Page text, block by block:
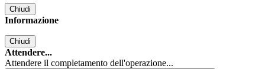
Chiudi
Informazione
Chiudi
Attendere...
Attendere il completamento dell'operazione...